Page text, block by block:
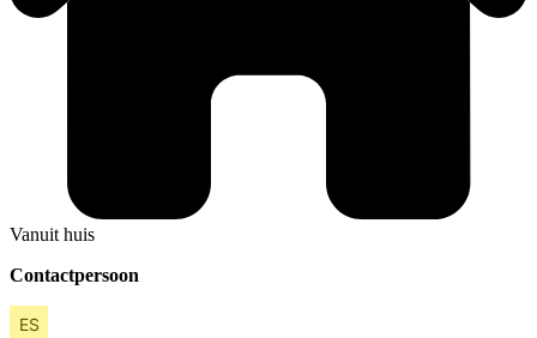
Vanuit huis
Contactpersoon